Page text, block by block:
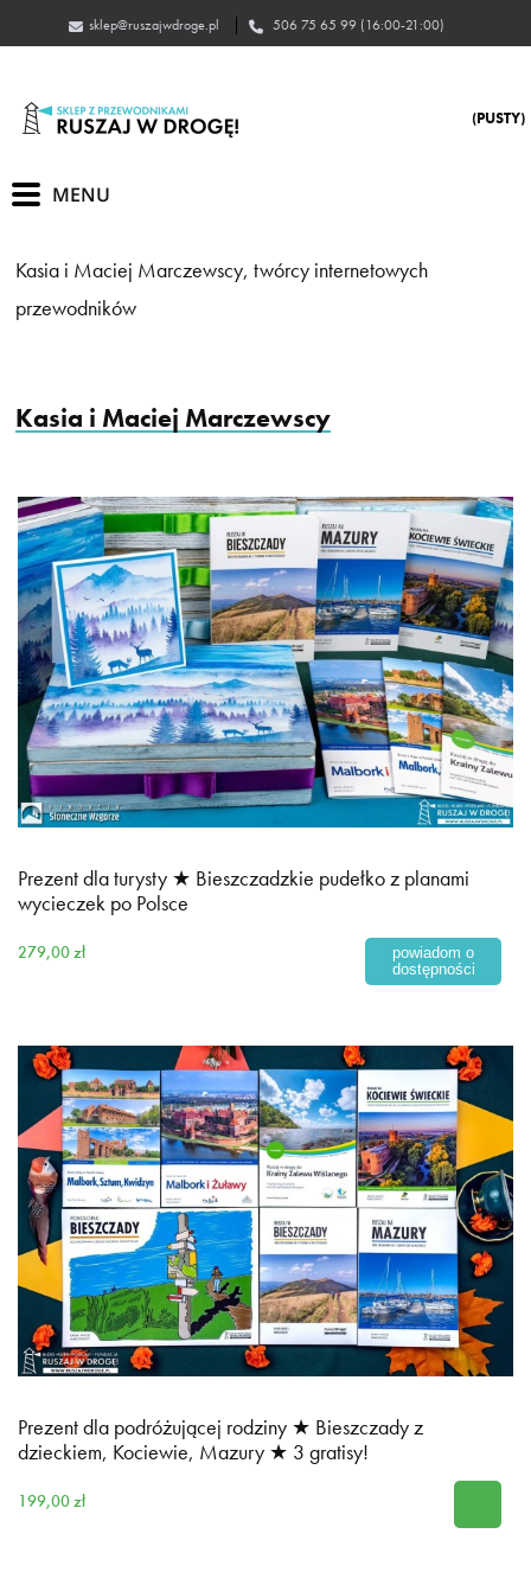
jazsur 605
(PUSTY)
Kasia i Maciej Marczewscy, twórcy internetowych
przewodników
Kasia i Maciej Marczewscy
Prezent dla turysty ★ Bieszczadzkie pudełko z planami
wycieczek po Polsce
279,00 zł
powiadom o
dostępności
Prezent dla podróżującej rodziny ★ Bieszczady z
dzieckiem, Kociewie, Mazury ★ 3 gratisy!
199,00 zł